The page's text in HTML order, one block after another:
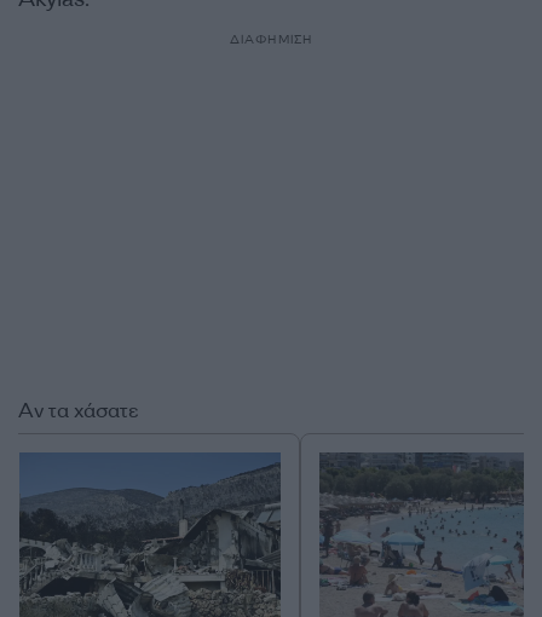
ΔΙΑΦΗΜΙΣΗ
Αν τα χάσατε